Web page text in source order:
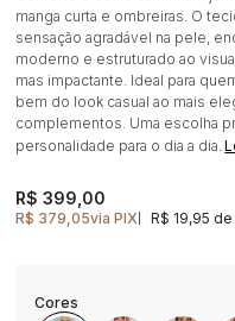
manga curta e ombreiras. O
sensação agradável na pele,
moderno e estruturado ao
mas impactante. Ideal para
bem do look casual ao mais
complementos. Uma escolha
personalidade para o dia a dia.
R$ 379,05via PIX R$ 19,95
R$ 399,00